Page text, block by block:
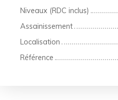
Niveaux (RDC inclus)
Assainissement
Localisation
Référence